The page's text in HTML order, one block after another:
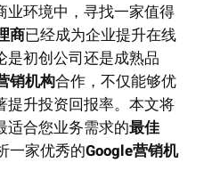
业环境中，寻找一家值得
商已经成为企业提升在线
是初创公司还是成熟品
销机构合作，不仅能够优
提升投资回报率。本文将
适合您业务需求的最佳
一家优秀的Google营销机